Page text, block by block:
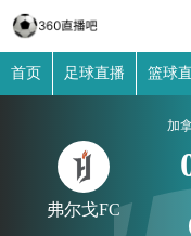
首页 足球直播 篮球
弗尔戈FC
加